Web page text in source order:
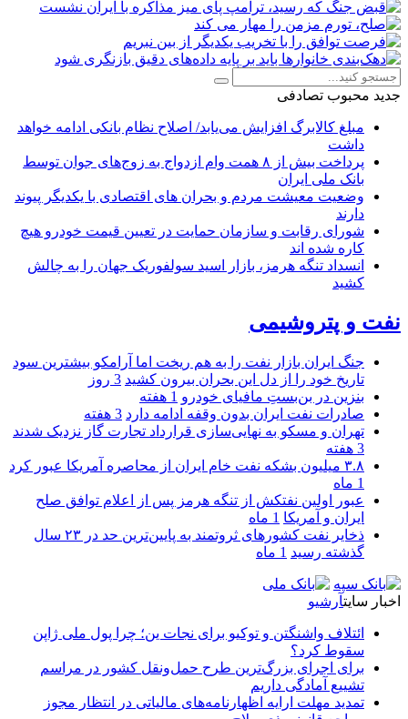
جدید محبوب تصادفی
مبلغ کالابرگ افزایش می‌یابد/ اصلاح نظام بانکی ادامه خواهد
داشت
پرداخت بیش از ۸ همت وام ازدواج به زوج‌های جوان توسط
بانک ملی ایران
وضعیت معیشت مردم و بحران های اقتصادی با یکدیگر پیوند
دارند
شورای رقابت و سازمان حمایت در تعیین قیمت خودرو هیچ
کاره شده اند
انسداد تنگه هرمز، بازار اسید سولفوریک جهان را به چالش
کشید
نفت و پتروشیمی
جنگ ایران بازار نفت را به هم ریخت اما آرامکو بیشترین سود
تاریخ خود را از دل این بحران بیرون کشید 3 روز
بنزین در بن‌بستِ مافیای خودرو 1 هفته
صادرات نفت ایران بدون وقفه ادامه دارد 3 هفته
تهران و مسکو به نهایی‌سازی قرارداد تجارت گاز نزدیک شدند
3 هفته
۳.۸ میلیون بشکه نفت خام ایران از محاصره آمریکا عبور کرد
1 ماه
عبور اولین نفتکش از تنگه هرمز پس از اعلام توافق صلح
ایران و آمریکا 1 ماه
ذخایر نفت کشورهای ثروتمند به پایین‌ترین حد در ۲۳ سال
گذشته رسید 1 ماه
اخبار سایتآرشیو
ائتلاف واشنگتن و توکیو برای نجات ین؛ چرا پول ملی ژاپن
سقوط کرد؟
برای اجرای بزرگ‌ترین طرح حمل‌ونقل کشور در مراسم
تشییع آمادگی داریم
تمدید مهلت ارایه اظهارنامه‌های مالیاتی در انتظار مجوز